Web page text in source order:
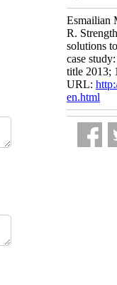
Esmailian
R.
solutions
case
title 2013;
URL:
en.html